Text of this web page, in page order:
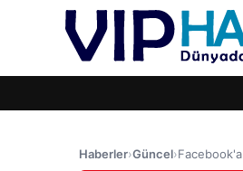
Haberler›Güncel›